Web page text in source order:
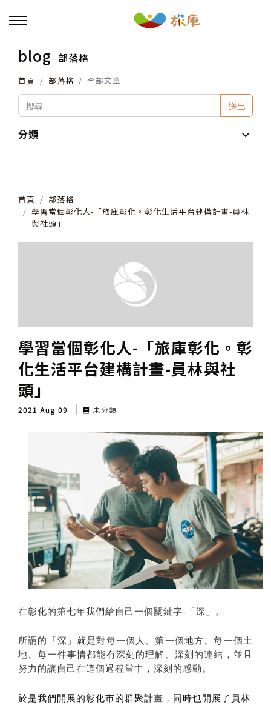
回主選單
活動報名
小旅行及主題導覽
其他活動
blog 部落格
首頁 部落格 全部文章
送出
分類
首頁
部落格
學習當個彰化人-「旅庫彰化。彰化生活平台建構計畫-員林
與社頭」
學習當個彰化人-「旅庫彰化。彰
化生活平台建構計畫-員林與社
頭」
2021 Aug 09 未分類
在彰化的第七年我們給自己一個關鍵字-「深」。
所謂的「深」就是對每一個人、第一個地方、每一個土
地、每一件事情都能有深刻的理解、深刻的連結，並且
努力的讓自己在這個過程當中，深刻的感動。
於是我們開展的彰化市的群聚計畫，同時也開展了員林